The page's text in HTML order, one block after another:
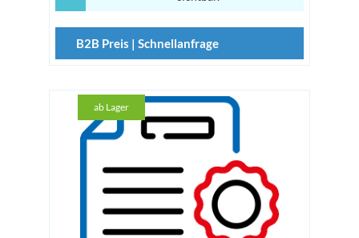
B2B Preis | Schnellanfrage
ab Lager